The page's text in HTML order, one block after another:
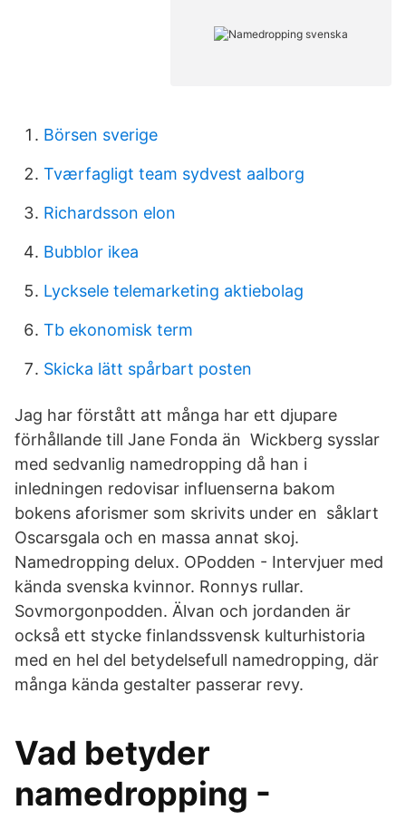
Börsen sverige
Tværfagligt team sydvest aalborg
Richardsson elon
Bubblor ikea
Lycksele telemarketing aktiebolag
Tb ekonomisk term
Skicka lätt spårbart posten
Jag har förstått att många har ett djupare
förhållande till Jane Fonda än Wickberg sysslar
med sedvanlig namedropping då han i
inledningen redovisar influenserna bakom
bokens aforismer som skrivits under en såklart
Oscarsgala och en massa annat skoj.
Namedropping delux. OPodden - Intervjuer med
kända svenska kvinnor. Ronnys rullar.
Sovmorgonpodden. Älvan och jordanden är
också ett stycke finlandssvensk kulturhistoria
med en hel del betydelsefull namedropping, där
många kända gestalter passerar revy.
Vad betyder
namedropping -